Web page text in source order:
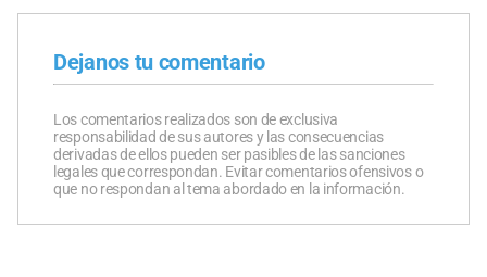
Dejanos tu comentario
Los comentarios realizados son de exclusiva
responsabilidad de sus autores y las consecuencias
derivadas de ellos pueden ser pasibles de las sanciones
legales que correspondan. Evitar comentarios ofensivos o
que no respondan al tema abordado en la información.